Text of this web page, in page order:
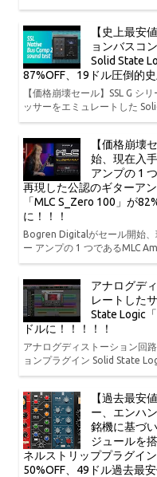
【史上最安
ョンバスコ
Solid State
87%OFF、19ドル圧倒的
【価格崩壊セール】SSL G シ
ッサーをエミュレートした
【価格崩壊
始、現在入
アンプの 1
再現した公認のギターア
「MLC S_Zero 100」が
に！！！
Bogren Digitalがセール開始、
ー アンプの 1 つであるMLC
アナログデ
レートした
State Logic
ドルに！！！！！
アナログディストーション回
ョンプラグイン Solid State
【過去最安
ー、エンハ
銘機に基づ
ジュールを
ネルストリッププラグイ
50%OFF、49ドル過去最安